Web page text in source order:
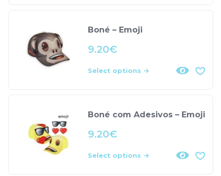
Boné – Emoji
9.20€
Select options
Boné com Adesivos – Emoji
9.20€
Select options